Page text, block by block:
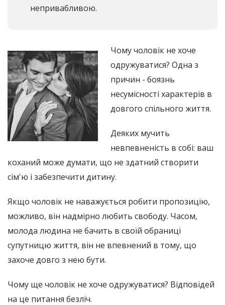
непривабливою.
Чому чоловік не хоче
одружуватися? Одна з
причин - боязнь
несумісності характерів в
довгого спільного життя.
Деяких мучить
невпевненість в собі: ваш
коханий може думати, що не здатний створити
сім'ю і забезпечити дитину.
Якщо чоловік не наважується робити пропозицію,
можливо, він надмірно любить свободу. Часом,
молода людина не бачить в своїй обраниці
супутницю життя, він не впевнений в тому, що
захоче довго з нею бути.
Чому ще чоловік не хоче одружуватися? Відповідей
на це питання безліч.